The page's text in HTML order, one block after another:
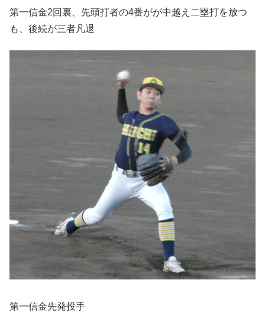
第一信金2回裏、先頭打者の4番がが中越え二塁打を放つ
も、後続が三者凡退
第一信金先発投手